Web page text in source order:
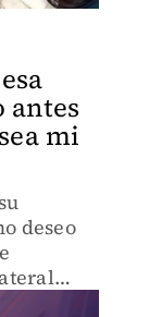
antes
mi
deseo